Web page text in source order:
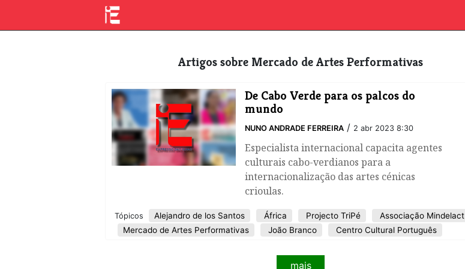
Artigos sobre Mercado de Artes Performativas
De Cabo Verde para os palcos do
mundo
NUNO ANDRADE FERREIRA / 2 abr 2023 8:30
Especialista internacional capacita agentes
culturais cabo-verdianos para a
internacionalização das artes cénicas
crioulas.
Tópicos Alejandro de los Santos África Projecto TriPé
Associação Mindelact
Mercado de Artes Performativas
João Branco Centro Cultural Português
mais